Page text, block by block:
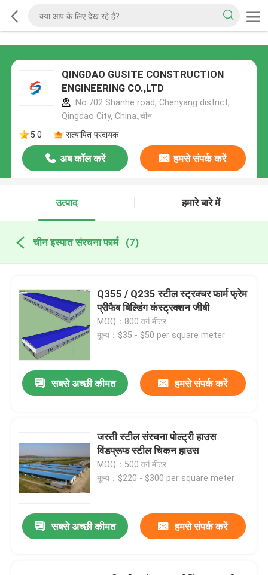
QINGDAO GUSITE CONSTRUCTION
ENGINEERING CO.,LTD
No.702 Shanhe road, Chenyang district,
Qingdao City, China.,चीन
5.0
सत्यापित प्रदायक
अब कॉल करें हमसे संपर्क करें
उत्पाद हमारे बारे में
चीन इस्पात संरचना फार्म (7)
Q355 / Q235 स्टील स्ट्रक्चर फार्म फ्रेम
प्रीफैब बिल्डिंग कंस्ट्रक्शन जीबी
MOQ：800 वर्ग मीटर
मूल्य：$35 - $50 per square meter
सबसे अच्छी कीमत हमसे संपर्क करें
जस्ती स्टील संरचना पोल्ट्री हाउस
विंडप्रूफ स्टील चिकन हाउस
MOQ：500 वर्ग मीटर
मूल्य：$220 - $300 per square meter
सबसे अच्छी कीमत हमसे संपर्क करें